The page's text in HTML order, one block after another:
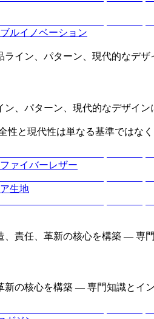
ルイノベーション
ライン、パターン、現代的なデ
ン、パターン、現代的なデザイ
性と現代性は単なる基準ではな
ァイバーレザー
生地
、責任、革新の核心を構築 — 専
新の核心を構築 — 専門知識とイ